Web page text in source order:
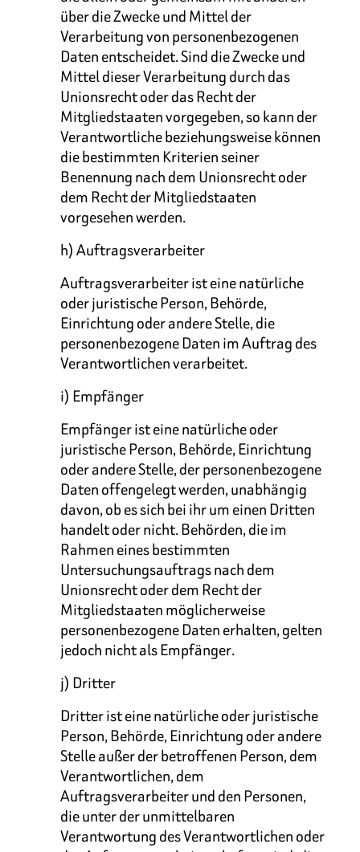
über die Zwecke und Mittel der
Verarbeitung von personenbezogenen
Daten entscheidet. Sind die Zwecke und
Mittel dieser Verarbeitung durch das
Unionsrecht oder das Recht der
Mitgliedstaaten vorgegeben, so kann der
Verantwortliche beziehungsweise können
die bestimmten Kriterien seiner
Benennung nach dem Unionsrecht oder
dem Recht der Mitgliedstaaten
vorgesehen werden.
h) Auftragsverarbeiter
Auftragsverarbeiter ist eine natürliche
oder juristische Person, Behörde,
Einrichtung oder andere Stelle, die
personenbezogene Daten im Auftrag des
Verantwortlichen verarbeitet.
i) Empfänger
Empfänger ist eine natürliche oder
juristische Person, Behörde, Einrichtung
oder andere Stelle, der personenbezogene
Daten offengelegt werden, unabhängig
davon, ob es sich bei ihr um einen Dritten
handelt oder nicht. Behörden, die im
Rahmen eines bestimmten
Untersuchungsauftrags nach dem
Unionsrecht oder dem Recht der
Mitgliedstaaten möglicherweise
personenbezogene Daten erhalten, gelten
jedoch nicht als Empfänger.
j) Dritter
Dritter ist eine natürliche oder juristische
Person, Behörde, Einrichtung oder andere
Stelle außer der betroffenen Person, dem
Verantwortlichen, dem
Auftragsverarbeiter und den Personen,
die unter der unmittelbaren
Verantwortung des Verantwortlichen oder